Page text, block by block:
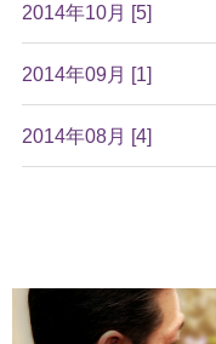
2014年10月 [5]
2014年09月 [1]
2014年08月 [4]